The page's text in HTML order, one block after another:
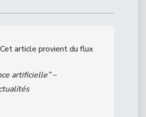
Cet article provient du flux
artificielle” –